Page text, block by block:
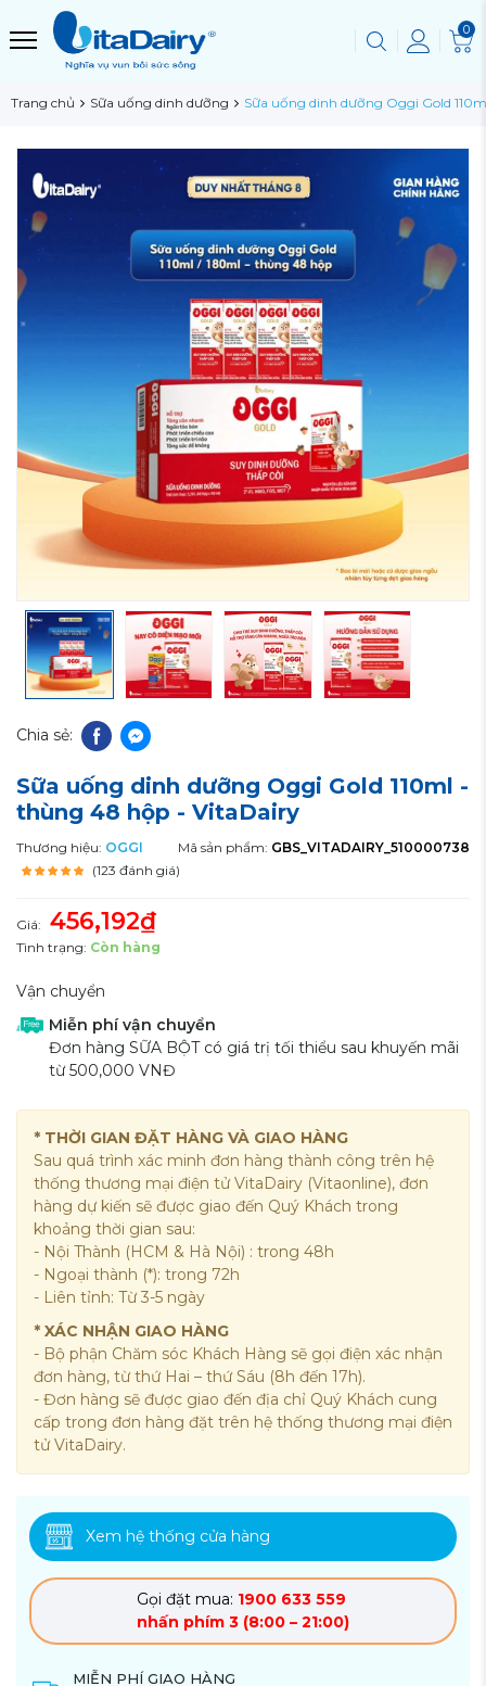
0
Trang chủ Sữa uống dinh dưỡng Sữa uống dinh dưỡng Oggi Gold
Chia sẻ:
Sữa uống dinh dưỡng Oggi Gold 110ml -
thùng 48 hộp - VitaDairy
Thương hiệu: OGGI Mã sản phẩm: GBS_VITADAIRY_510000738
(123 đánh giá)
Giá: 456,192₫
Tình trạng: Còn hàng
Vận chuyển
Miễn phí vận chuyển
Đơn hàng SỮA BỘT có giá trị tối thiểu sau khuyến mãi
từ 500,000 VNĐ
* THỜI GIAN ĐẶT HÀNG VÀ GIAO HÀNG
Sau quá trình xác minh đơn hàng thành công trên hệ
thống thương mại điện tử VitaDairy (Vitaonline), đơn
hàng dự kiến sẽ được giao đến Quý Khách trong
khoảng thời gian sau:
- Nội Thành (HCM & Hà Nội) : trong 48h
- Ngoại thành (*): trong 72h
- Liên tỉnh: Từ 3-5 ngày
* XÁC NHẬN GIAO HÀNG
- Bộ phận Chăm sóc Khách Hàng sẽ gọi điện xác nhận
đơn hàng, từ thứ Hai – thứ Sáu (8h đến 17h).
- Đơn hàng sẽ được giao đến địa chỉ Quý Khách cung
cấp trong đơn hàng đặt trên hệ thống thương mại điện
tử VitaDairy.
Xem hệ thống cửa hàng
Gọi đặt mua: 1900 633 559
nhấn phím 3 (8:00 – 21:00)
MIỄN PHÍ GIAO HÀNG